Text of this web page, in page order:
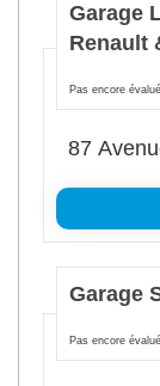
Garage
Renault
Pas encore évalué
87
Garage
Pas encore évalué